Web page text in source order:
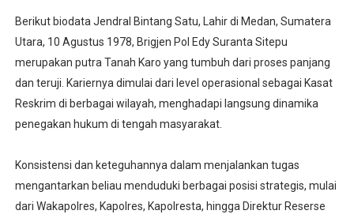
Berikut biodata Jendral Bintang Satu, Lahir di Medan, Sumatera
Utara, 10 Agustus 1978, Brigjen Pol Edy Suranta Sitepu
merupakan putra Tanah Karo yang tumbuh dari proses panjang
dan teruji. Kariernya dimulai dari level operasional sebagai Kasat
Reskrim di berbagai wilayah, menghadapi langsung dinamika
penegakan hukum di tengah masyarakat.
Konsistensi dan keteguhannya dalam menjalankan tugas
mengantarkan beliau menduduki berbagai posisi strategis, mulai
dari Wakapolres, Kapolres, Kapolresta, hingga Direktur Reserse